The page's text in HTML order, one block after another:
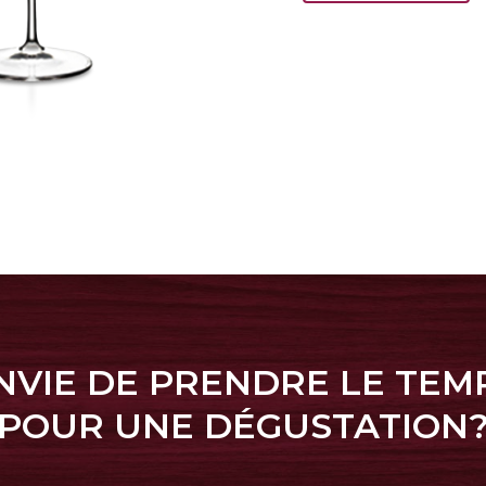
DE PRENDRE LE
UNE